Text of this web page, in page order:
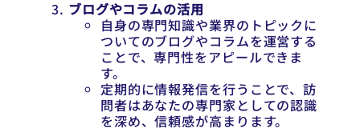
ブログやコラムの活用
自身の専門知識や業界のトピックに
ついてのブログやコラムを運営する
ことで、専門性をアピールできま
す。
定期的に情報発信を行うことで、訪
問者はあなたの専門家としての認識
を深め、信頼感が高まります。